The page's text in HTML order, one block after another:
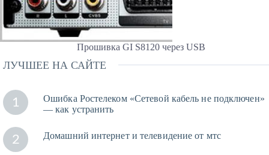
Прошивка GI S8120 через USB
ЛУЧШЕЕ НА САЙТЕ
1
Ошибка Ростелеком «Сетевой кабель не подключен»
— как устранить
2 Домашний интернет и телевидение от мтс